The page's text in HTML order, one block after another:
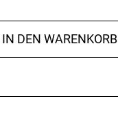
IN DEN WARENKORB